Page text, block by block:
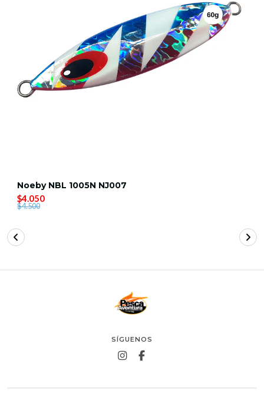
Noeby NBL 1005N NJ007
$4.050
$4.500
SÍGUENOS